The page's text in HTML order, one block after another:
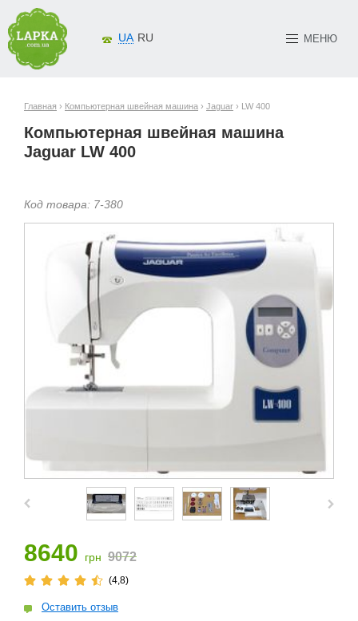
МЕНЮ
UA RU
Главная › Компьютерная швейная машина › Jaguar › LW 400
Компьютерная швейная машина
Jaguar LW 400
Код товара: 7-380
8640 грн 9072
(4,8)
Оставить отзыв